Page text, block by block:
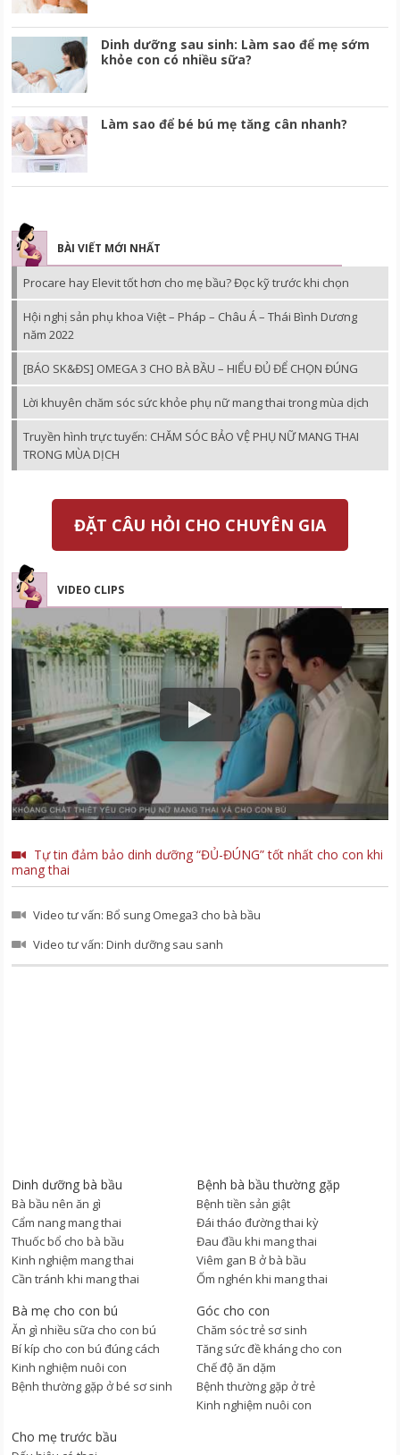
Dinh dưỡng sau sinh: Làm sao để mẹ sớm
khỏe con có nhiều sữa?
Làm sao để bé bú mẹ tăng cân nhanh?
BÀI VIẾT MỚI NHẤT
Procare hay Elevit tốt hơn cho mẹ bầu? Đọc kỹ trước khi chọn
Hội nghị sản phụ khoa Việt – Pháp – Châu Á – Thái Bình Dương
năm 2022
[BÁO SK&ĐS] OMEGA 3 CHO BÀ BẦU – HIỂU ĐỦ ĐỂ CHỌN ĐÚNG
Lời khuyên chăm sóc sức khỏe phụ nữ mang thai trong mùa dịch
Truyền hình trực tuyến: CHĂM SÓC BẢO VỆ PHỤ NỮ MANG THAI
TRONG MÙA DỊCH
ĐẶT CÂU HỎI CHO CHUYÊN GIA
VIDEO CLIPS
Tự tin đảm bảo dinh dưỡng “ĐỦ-ĐÚNG” tốt nhất cho con khi
mang thai
Video tư vấn: Bổ sung Omega3 cho bà bầu
Video tư vấn: Dinh dưỡng sau sanh
Dinh dưỡng bà bầu
Bà bầu nên ăn gì
Cẩm nang mang thai
Thuốc bổ cho bà bầu
Kinh nghiệm mang thai
Cần tránh khi mang thai
Bệnh bà bầu thường gặp
Bệnh tiền sản giật
Đái tháo đường thai kỳ
Đau đầu khi mang thai
Viêm gan B ở bà bầu
Ốm nghén khi mang thai
Bà mẹ cho con bú
Ăn gì nhiều sữa cho con bú
Bí kíp cho con bú đúng cách
Kinh nghiệm nuôi con
Bệnh thường gặp ở bé sơ sinh
Góc cho con
Chăm sóc trẻ sơ sinh
Tăng sức đề kháng cho con
Chế độ ăn dặm
Bệnh thường gặp ở trẻ
Kinh nghiệm nuôi con
Cho mẹ trước bầu